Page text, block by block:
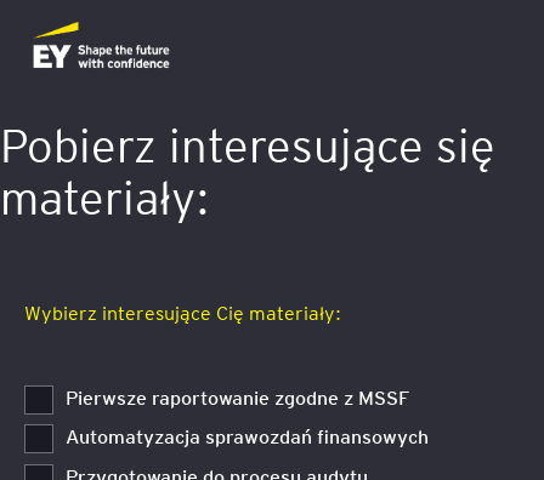
Pobierz interesujące się
materiały:
Wybierz interesujące Cię materiały:
Pierwsze raportowanie zgodne z MSSF
Automatyzacja sprawozdań finansowych